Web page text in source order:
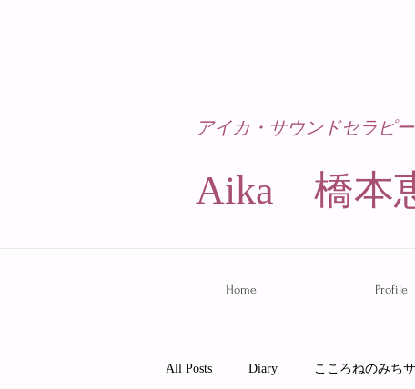
アイカ・サウンドセラピー
Aika 橋本
Home Profile
All Posts Diary こころねのみち